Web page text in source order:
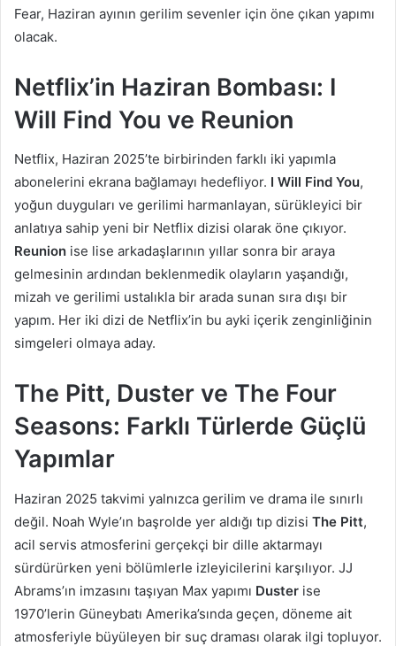
Fear, Haziran ayının gerilim sevenler için öne çıkan yapımı
olacak.
Netflix’in Haziran Bombası: I
Will Find You ve Reunion
Netflix, Haziran 2025’te birbirinden farklı iki yapımla
abonelerini ekrana bağlamayı hedefliyor. I Will Find You,
yoğun duyguları ve gerilimi harmanlayan, sürükleyici bir
anlatıya sahip yeni bir Netflix dizisi olarak öne çıkıyor.
Reunion ise lise arkadaşlarının yıllar sonra bir araya
gelmesinin ardından beklenmedik olayların yaşandığı,
mizah ve gerilimi ustalıkla bir arada sunan sıra dışı bir
yapım. Her iki dizi de Netflix’in bu ayki içerik zenginliğinin
simgeleri olmaya aday.
The Pitt, Duster ve The Four
Seasons: Farklı Türlerde Güçlü
Yapımlar
Haziran 2025 takvimi yalnızca gerilim ve drama ile sınırlı
değil. Noah Wyle’ın başrolde yer aldığı tıp dizisi The Pitt,
acil servis atmosferini gerçekçi bir dille aktarmayı
sürdürürken yeni bölümlerle izleyicilerini karşılıyor. JJ
Abrams’ın imzasını taşıyan Max yapımı Duster ise
1970’lerin Güneybatı Amerika’sında geçen, döneme ait
atmosferiyle büyüleyen bir suç draması olarak ilgi topluyor.